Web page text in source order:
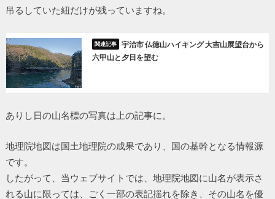
吊るしていた紐だけが残っていますね。
宇治市 仏徳山ハイキング 大吉山展望台から
六甲山と夕日を望む
ありし日の山名標の写真は上の記事に。
地理院地図は国土地理院の成果であり、国の基幹となる情報源
です。
したがって、当ウェブサイトでは、地理院地図に山名が表示さ
れる山に限っては、ごく一部の表記揺れを除き、その山名を優